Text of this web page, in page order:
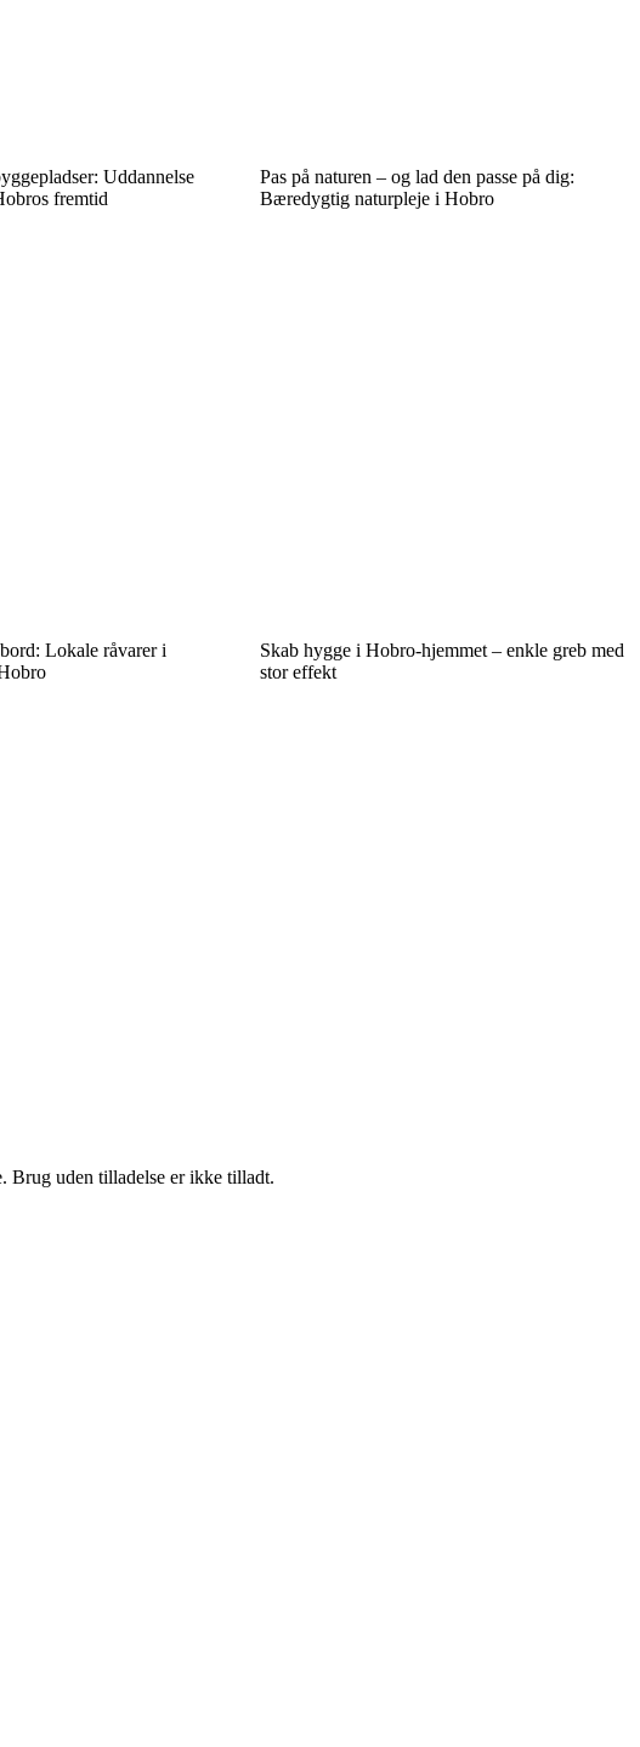
Uddannelse
fremtid
Pas på naturen – og lad den passe på dig:
Bæredygtig naturpleje i Hobro
Lokale råvarer i
Skab hygge i Hobro-hjemmet – enkle greb med
stor effekt
Brug uden tilladelse er ikke tilladt.